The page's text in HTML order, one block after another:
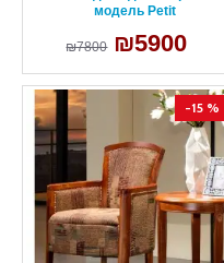
модель Petit
₪7800 ₪5900
-15 %